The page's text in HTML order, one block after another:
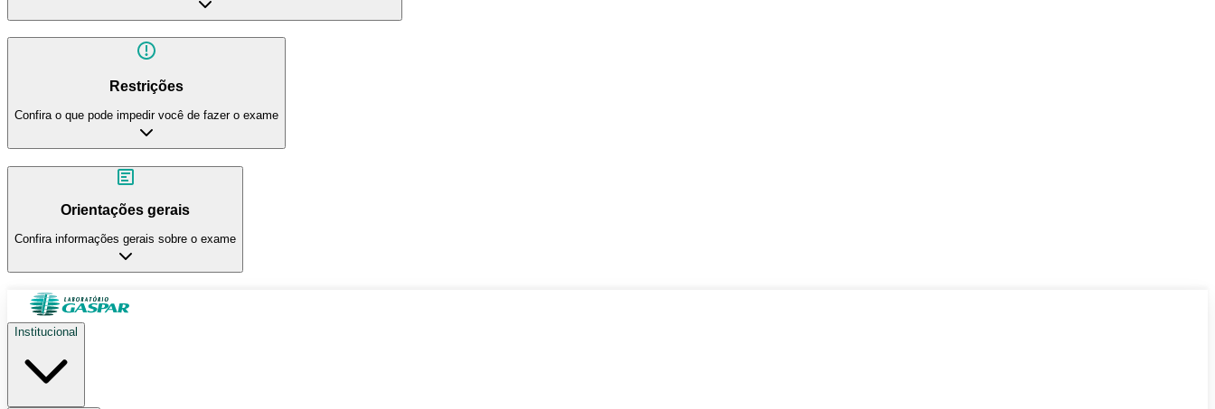
Restrições
Confira o que pode impedir você de fazer o exame
Orientações gerais
Confira informações gerais sobre o exame
Institucional